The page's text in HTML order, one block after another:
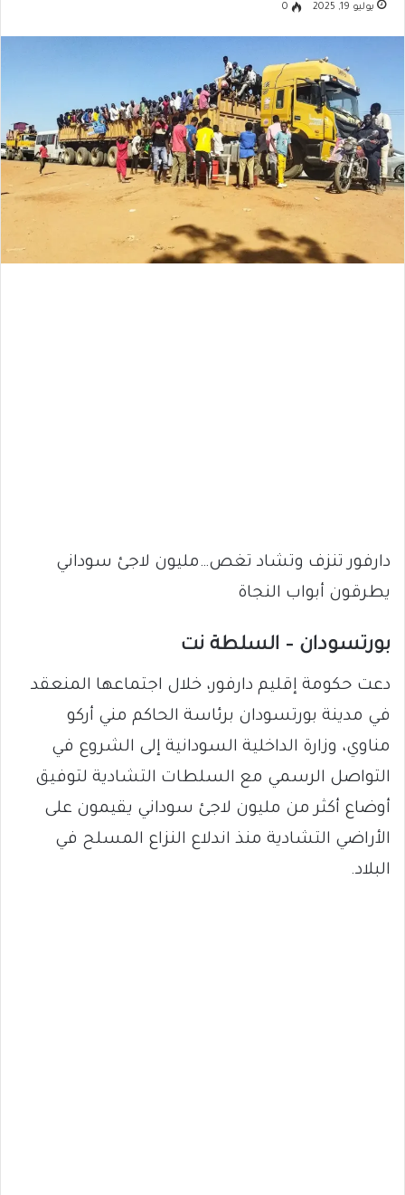
يوليو 19, 2025 0
دارفور تنزف وتشاد تغص…مليون لاجئ سوداني
يطرقون أبواب النجاة
بورتسودان – السلطة نت
دعت حكومة إقليم دارفور، خلال اجتماعها المنعقد
في مدينة بورتسودان برئاسة الحاكم مني أركو
مناوي، وزارة الداخلية السودانية إلى الشروع في
التواصل الرسمي مع السلطات التشادية لتوفيق
أوضاع أكثر من مليون لاجئ سوداني يقيمون على
الأراضي التشادية منذ اندلاع النزاع المسلح في
البلاد.